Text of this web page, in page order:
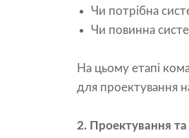
Чи потрібна
Чи повинна
На цьому етапі
для проектування
2. Проектування та